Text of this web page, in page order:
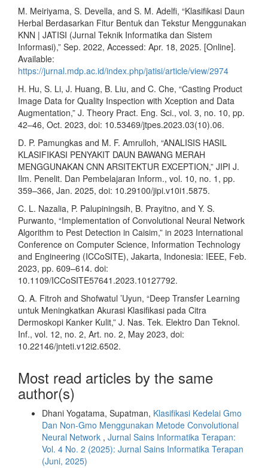
M. Meiriyama, S. Devella, and S. M. Adelfi, “Klasifikasi Daun
Herbal Berdasarkan Fitur Bentuk dan Tekstur Menggunakan
KNN | JATISI (Jurnal Teknik Informatika dan Sistem
Informasi),” Sep. 2022, Accessed: Apr. 18, 2025. [Online].
Available:
https://jurnal.mdp.ac.id/index.php/jatisi/article/view/2974
H. Hu, S. Li, J. Huang, B. Liu, and C. Che, “Casting Product
Image Data for Quality Inspection with Xception and Data
Augmentation,” J. Theory Pract. Eng. Sci., vol. 3, no. 10, pp.
42–46, Oct. 2023, doi: 10.53469/jtpes.2023.03(10).06.
D. P. Pamungkas and M. F. Amrulloh, “ANALISIS HASIL
KLASIFIKASI PENYAKIT DAUN BAWANG MERAH
MENGGUNAKAN CNN ARSITEKTUR EXCEPTION,” JIPI J.
Ilm. Penelit. Dan Pembelajaran Inform., vol. 10, no. 1, pp.
359–366, Jan. 2025, doi: 10.29100/jipi.v10i1.5875.
C. L. Nazalia, P. Palupiningsih, B. Prayitno, and Y. S.
Purwanto, “Implementation of Convolutional Neural Network
Algorithm to Pest Detection in Caisim,” in 2023 International
Conference on Computer Science, Information Technology
and Engineering (ICCoSITE), Jakarta, Indonesia: IEEE, Feb.
2023, pp. 609–614. doi:
10.1109/ICCoSITE57641.2023.10127792.
Q. A. Fitroh and Shofwatul ’Uyun, “Deep Transfer Learning
untuk Meningkatkan Akurasi Klasifikasi pada Citra
Dermoskopi Kanker Kulit,” J. Nas. Tek. Elektro Dan Teknol.
Inf., vol. 12, no. 2, Art. no. 2, May 2023, doi:
10.22146/jnteti.v12i2.6502.
Most read articles by the same
author(s)
Dhani Yogatama, Supatman, Klasifikasi Kedelai Gmo
Dan Non-Gmo Menggunakan Metode Convolutional
Neural Network , Jurnal Sains Informatika Terapan:
Vol. 4 No. 2 (2025): Jurnal Sains Informatika Terapan
(Juni, 2025)